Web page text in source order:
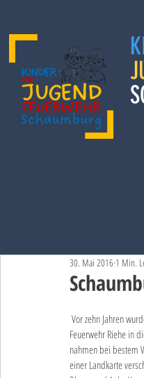
30. Mai 2016 1 Min.
Feuerwehr Riehe in
nahmen bei bestem
einer Landkarte